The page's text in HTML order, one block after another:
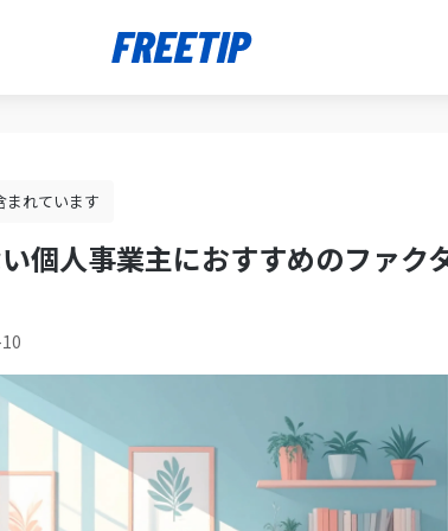
まれています
個人事業主におすすめのファク